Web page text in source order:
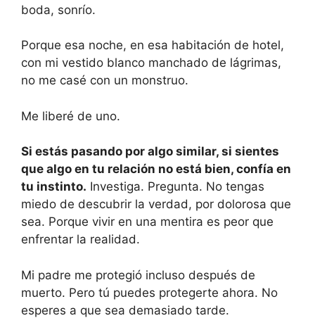
boda, sonrío.
Porque esa noche, en esa habitación de hotel,
con mi vestido blanco manchado de lágrimas,
no me casé con un monstruo.
Me liberé de uno.
Si estás pasando por algo similar, si sientes
que algo en tu relación no está bien, confía en
tu instinto. Investiga. Pregunta. No tengas
miedo de descubrir la verdad, por dolorosa que
sea. Porque vivir en una mentira es peor que
enfrentar la realidad.
Mi padre me protegió incluso después de
muerto. Pero tú puedes protegerte ahora. No
esperes a que sea demasiado tarde.